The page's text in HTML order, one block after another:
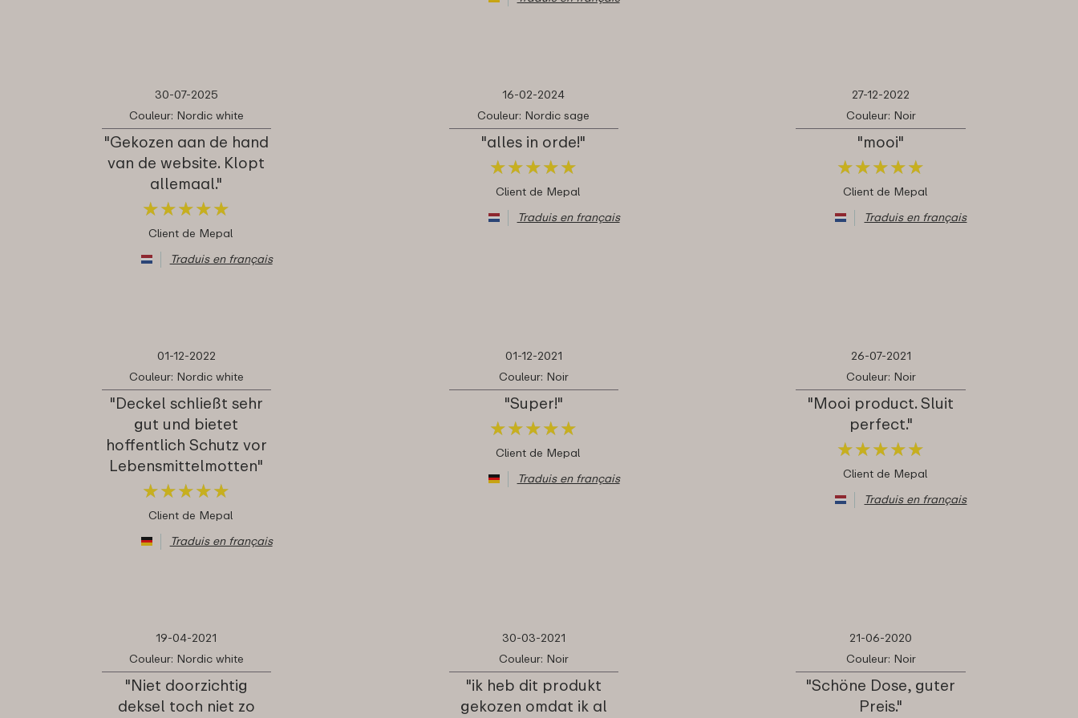
30-07-2025
Couleur: Nordic white
"Gekozen aan de hand
van de website. Klopt
allemaal."
★★★★★
★★★★★
Client de Mepal
Traduis en français
16-02-2024
Couleur: Nordic sage
"alles in orde!"
★★★★★
★★★★★
Client de Mepal
Traduis en français
27-12-2022
Couleur: Noir
"mooi"
★★★★★
★★★★★
Client de Mepal
Traduis en français
01-12-2022
Couleur: Nordic white
"Deckel schließt sehr
gut und bietet
hoffentlich Schutz vor
Lebensmittelmotten"
★★★★★
★★★★★
Client de Mepal
Traduis en français
01-12-2021
Couleur: Noir
"Super!"
★★★★★
★★★★★
Client de Mepal
Traduis en français
26-07-2021
Couleur: Noir
"Mooi product. Sluit
perfect."
★★★★★
★★★★★
Client de Mepal
Traduis en français
19-04-2021
Couleur: Nordic white
"Niet doorzichtig
deksel toch niet zo
30-03-2021
Couleur: Noir
"ik heb dit produkt
gekozen omdat ik al
21-06-2020
Couleur: Noir
"Schöne Dose, guter
Preis."